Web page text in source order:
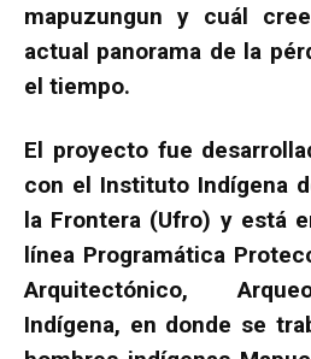
mapuzungun y cuál
actual panorama de la
el tiempo.
El proyecto fue
con el Instituto Indígena
la Frontera (Ufro) y está
línea Programática
Arquitectónico,
Indígena, en donde se